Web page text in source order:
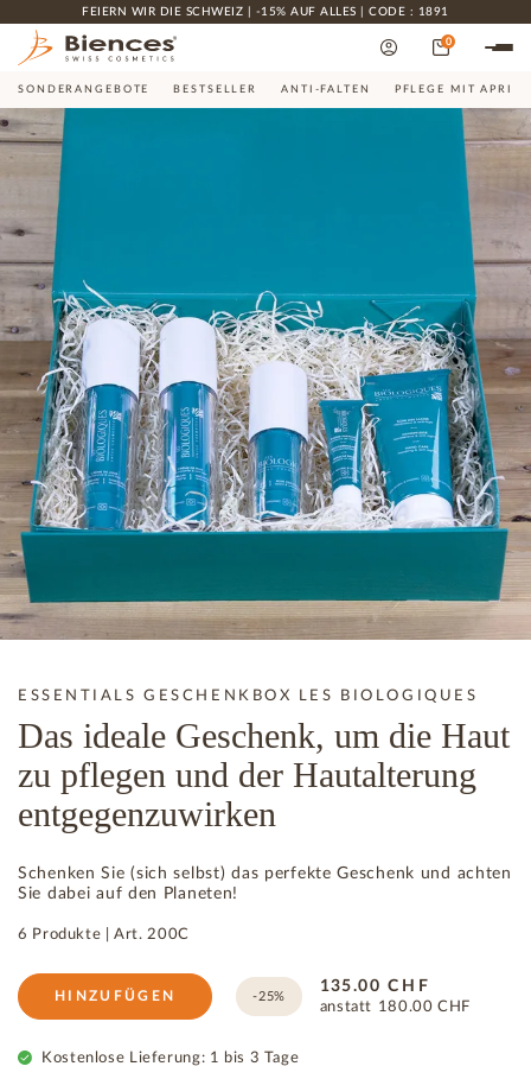
FEIERN WIR DIE SCHWEIZ | -15% AUF ALLES | CODE : 1891
0
SONDERANGEBOTE BESTSELLER ANTI-FALTEN PFLEGE MIT
ESSENTIALS GESCHENKBOX LES BIOLOGIQUES
Das ideale Geschenk, um die Haut
zu pflegen und der Hautalterung
entgegenzuwirken
Schenken Sie (sich selbst) das perfekte Geschenk und achten
Sie dabei auf den Planeten!
6 Produkte |Art. 200C
HINZUFÜGEN -25%
135.00 CHF
anstatt 180.00 CHF
Kostenlose Lieferung: 1 bis 3 Tage